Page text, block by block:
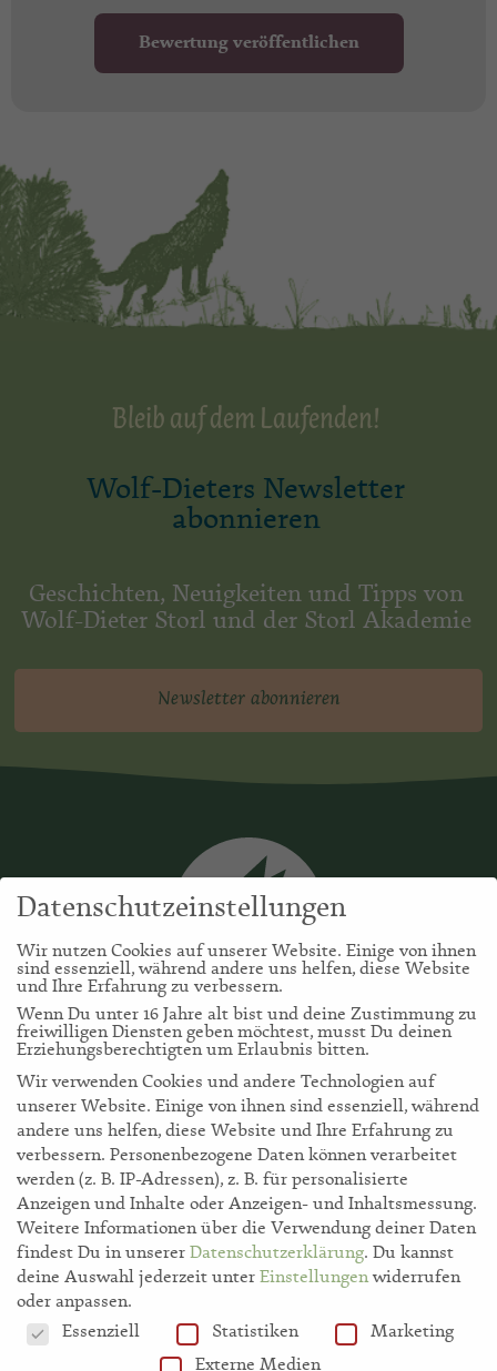
Bewertung veröffentlichen
Bleib auf dem Laufenden!
Wolf-Dieters Newsletter
abonnieren
Geschichten, Neuigkeiten und Tipps von
Wolf-Dieter Storl und der Storl Akademie
Newsletter abonnieren
storl.de
Akademie
Shop
Datenschutzeinstellungen
Wir nutzen Cookies auf unserer Website. Einige von ihnen
sind essenziell, während andere uns helfen, diese Website
und Ihre Erfahrung zu verbessern.
Wenn Du unter 16 Jahre alt bist und deine Zustimmung zu
freiwilligen Diensten geben möchtest, musst Du deinen
Erziehungsberechtigten um Erlaubnis bitten.
Wir verwenden Cookies und andere Technologien auf
unserer Website. Einige von ihnen sind essenziell, während
andere uns helfen, diese Website und Ihre Erfahrung zu
verbessern. Personenbezogene Daten können verarbeitet
werden (z. B. IP-Adressen), z. B. für personalisierte
Anzeigen und Inhalte oder Anzeigen- und Inhaltsmessung.
Weitere Informationen über die Verwendung deiner Daten
findest Du in unserer Datenschutzerklärung. Du kannst
deine Auswahl jederzeit unter Einstellungenwiderrufen
oder anpassen.
Datenschutzeinstellungen
Essenziell Statistiken
Marketing
Externe Medien